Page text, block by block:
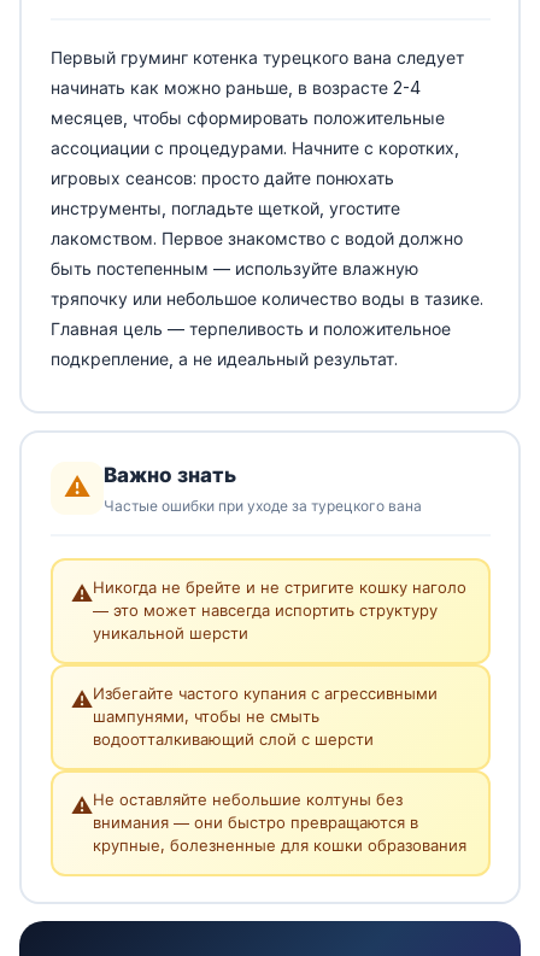
Первый груминг котенка турецкого вана следует
начинать как можно раньше, в возрасте 2-4
месяцев, чтобы сформировать положительные
ассоциации с процедурами. Начните с коротких,
игровых сеансов: просто дайте понюхать
инструменты, погладьте щеткой, угостите
лакомством. Первое знакомство с водой должно
быть постепенным — используйте влажную
тряпочку или небольшое количество воды в тазике.
Главная цель — терпеливость и положительное
подкрепление, а не идеальный результат.
⚠️ Важно знать
Частые ошибки при уходе за турецкого вана
⚠️Никогда не брейте и не стригите кошку наголо
— это может навсегда испортить структуру
уникальной шерсти
⚠️Избегайте частого купания с агрессивными
шампунями, чтобы не смыть
водоотталкивающий слой с шерсти
⚠️Не оставляйте небольшие колтуны без
внимания — они быстро превращаются в
крупные, болезненные для кошки образования